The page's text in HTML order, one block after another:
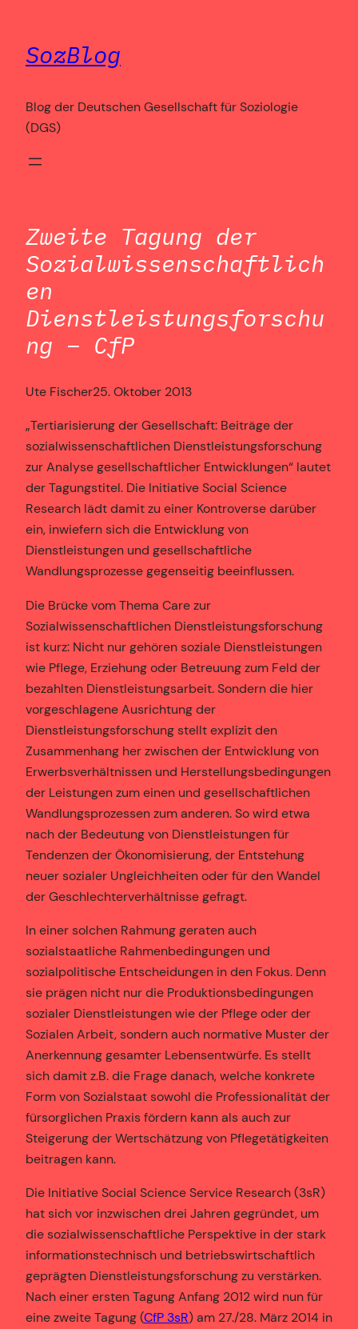
springen
SozBlog
Blog der Deutschen Gesellschaft für Soziologie
(DGS)
Zweite Tagung der
Sozialwissenschaftlich
en
Dienstleistungsforschu
ng – CfP
Ute Fischer25. Oktober 2013
„Tertiarisierung der Gesellschaft: Beiträge der
sozialwissenschaftlichen Dienstleistungsforschung
zur Analyse gesellschaftlicher Entwicklungen“ lautet
der Tagungstitel. Die Initiative Social Science
Research lädt damit zu einer Kontroverse darüber
ein, inwiefern sich die Entwicklung von
Dienstleistungen und gesellschaftliche
Wandlungsprozesse gegenseitig beeinflussen.
Die Brücke vom Thema Care zur
Sozialwissenschaftlichen Dienstleistungsforschung
ist kurz: Nicht nur gehören soziale Dienstleistungen
wie Pflege, Erziehung oder Betreuung zum Feld der
bezahlten Dienstleistungsarbeit. Sondern die hier
vorgeschlagene Ausrichtung der
Dienstleistungsforschung stellt explizit den
Zusammenhang her zwischen der Entwicklung von
Erwerbsverhältnissen und Herstellungsbedingungen
der Leistungen zum einen und gesellschaftlichen
Wandlungsprozessen zum anderen. So wird etwa
nach der Bedeutung von Dienstleistungen für
Tendenzen der Ökonomisierung, der Entstehung
neuer sozialer Ungleichheiten oder für den Wandel
der Geschlechterverhältnisse gefragt.
In einer solchen Rahmung geraten auch
sozialstaatliche Rahmenbedingungen und
sozialpolitische Entscheidungen in den Fokus. Denn
sie prägen nicht nur die Produktionsbedingungen
sozialer Dienstleistungen wie der Pflege oder der
Sozialen Arbeit, sondern auch normative Muster der
Anerkennung gesamter Lebensentwürfe. Es stellt
sich damit z.B. die Frage danach, welche konkrete
Form von Sozialstaat sowohl die Professionalität der
fürsorglichen Praxis fördern kann als auch zur
Steigerung der Wertschätzung von Pflegetätigkeiten
beitragen kann.
Die Initiative Social Science Service Research (3sR)
hat sich vor inzwischen drei Jahren gegründet, um
die sozialwissenschaftliche Perspektive in der stark
informationstechnisch und betriebswirtschaftlich
geprägten Dienstleistungsforschung zu verstärken.
Nach einer ersten Tagung Anfang 2012 wird nun für
eine zweite Tagung (CfP 3sR) am 27./28. März 2014 in